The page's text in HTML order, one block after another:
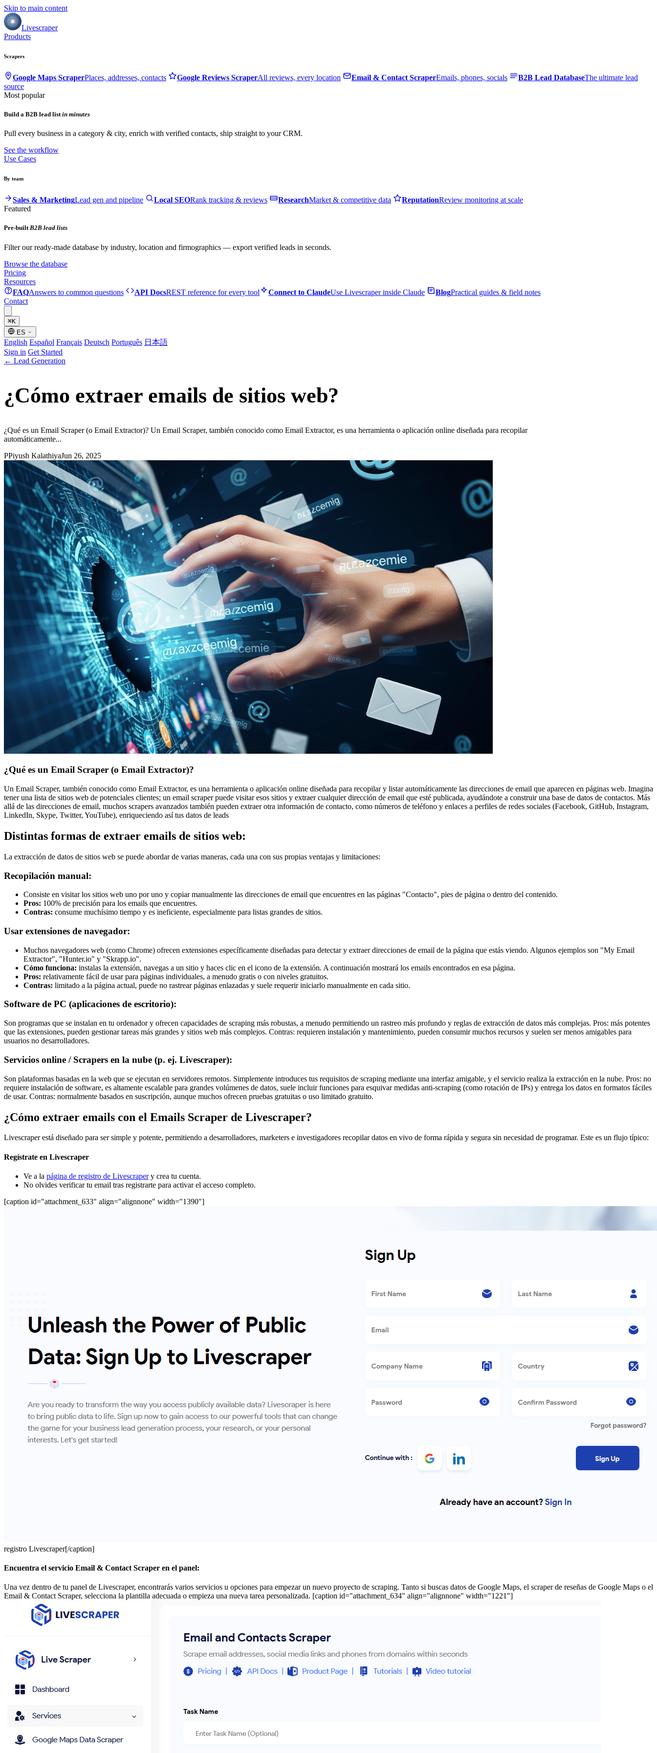
Skip to main content
Livescraper
Products
Scrapers
Google Maps ScraperPlaces, addresses, contacts Google Reviews ScraperAll reviews, every location Email & Contact ScraperEmails, phones, socials B2B Lead DatabaseThe ultimate lead
source
Most popular
Build a B2B lead listin minutes
Pull every business in a category & city, enrich with verified contacts, ship straight to your CRM.
See the workflow
Use Cases
By team
Sales & MarketingLead gen and pipeline Local SEORank tracking & reviews ResearchMarket & competitive data ReputationReview monitoring at scale
Featured
Pre-builtB2B lead lists
Filter our ready-made database by industry, location and firmographics — export verified leads in seconds.
Browse the database
Pricing
Resources
FAQAnswers to common questions API DocsREST reference for every tool Connect to ClaudeUse Livescraper inside Claude BlogPractical guides & field notes
Contact
⌘K
ES
English Español Français Deutsch Português 日本語
Sign in Get Started
← Lead Generation
¿Cómo extraer emails de sitios web?
¿Qué es un Email Scraper (o Email Extractor)? Un Email Scraper, también conocido como Email Extractor, es una herramienta o aplicación online diseñada para recopilar
automáticamente...
PPiyush KalathiyaJun 26, 2025
¿Qué es un Email Scraper (o Email Extractor)?
Un Email Scraper, también conocido como Email Extractor, es una herramienta o aplicación online diseñada para recopilar y listar automáticamente las direcciones de email que aparecen en páginas web. Imagina
tener una lista de sitios web de potenciales clientes; un email scraper puede visitar esos sitios y extraer cualquier dirección de email que esté publicada, ayudándote a construir una base de datos de contactos. Más
allá de las direcciones de email, muchos scrapers avanzados también pueden extraer otra información de contacto, como números de teléfono y enlaces a perfiles de redes sociales (Facebook, GitHub, Instagram,
LinkedIn, Skype, Twitter, YouTube), enriqueciendo así tus datos de leads
Distintas formas de extraer emails de sitios web:
La extracción de datos de sitios web se puede abordar de varias maneras, cada una con sus propias ventajas y limitaciones:
Recopilación manual:
Consiste en visitar los sitios web uno por uno y copiar manualmente las direcciones de email que encuentres en las páginas "Contacto", pies de página o dentro del contenido.
Pros: 100% de precisión para los emails que encuentres.
Contras: consume muchísimo tiempo y es ineficiente, especialmente para listas grandes de sitios.
Usar extensiones de navegador:
Muchos navegadores web (como Chrome) ofrecen extensiones específicamente diseñadas para detectar y extraer direcciones de email de la página que estás viendo. Algunos ejemplos son "My Email
Extractor", "Hunter.io" y "Skrapp.io".
Cómo funciona: instalas la extensión, navegas a un sitio y haces clic en el icono de la extensión. A continuación mostrará los emails encontrados en esa página.
Pros: relativamente fácil de usar para páginas individuales, a menudo gratis o con niveles gratuitos.
Contras: limitado a la página actual, puede no rastrear páginas enlazadas y suele requerir iniciarlo manualmente en cada sitio.
Software de PC (aplicaciones de escritorio):
Son programas que se instalan en tu ordenador y ofrecen capacidades de scraping más robustas, a menudo permitiendo un rastreo más profundo y reglas de extracción de datos más complejas. Pros: más potentes
que las extensiones, pueden gestionar tareas más grandes y sitios web más complejos. Contras: requieren instalación y mantenimiento, pueden consumir muchos recursos y suelen ser menos amigables para
usuarios no desarrolladores.
Servicios online / Scrapers en la nube (p. ej. Livescraper):
Son plataformas basadas en la web que se ejecutan en servidores remotos. Simplemente introduces tus requisitos de scraping mediante una interfaz amigable, y el servicio realiza la extracción en la nube. Pros: no
requiere instalación de software, es altamente escalable para grandes volúmenes de datos, suele incluir funciones para esquivar medidas anti-scraping (como rotación de IPs) y entrega los datos en formatos fáciles
de usar. Contras: normalmente basados en suscripción, aunque muchos ofrecen pruebas gratuitas o uso limitado gratuito.
¿Cómo extraer emails con el Emails Scraper de Livescraper?
Livescraper está diseñado para ser simple y potente, permitiendo a desarrolladores, marketers e investigadores recopilar datos en vivo de forma rápida y segura sin necesidad de programar. Este es un flujo típico:
Regístrate en Livescraper
Ve a la página de registro de Livescrapery crea tu cuenta.
No olvides verificar tu email tras registrarte para activar el acceso completo.
[caption id="attachment_633" align="alignnone" width="1390"]
registro Livescraper[/caption]
Encuentra el servicio Email & Contact Scraper en el panel:
Una vez dentro de tu panel de Livescraper, encontrarás varios servicios u opciones para empezar un nuevo proyecto de scraping. Tanto si buscas datos de Google Maps, el scraper de reseñas de Google Maps o el
Email & Contact Scraper, selecciona la plantilla adecuada o empieza una nueva tarea personalizada. [caption id="attachment_634" align="alignnone" width="1221"]